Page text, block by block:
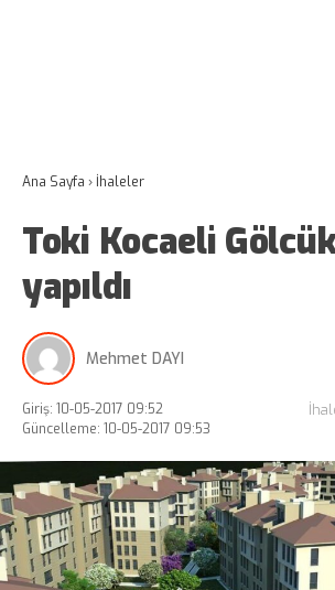
Ana Sayfa › İhaleler
Toki Kocaeli
yapıldı
Mehmet DAYI
Giriş: 10-05-2017 09:52
Güncelleme: 10-05-2017 09:53